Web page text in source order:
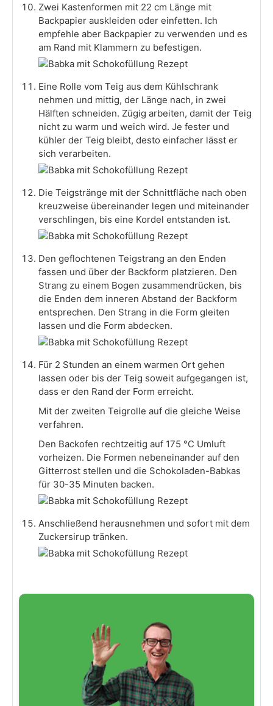
Zwei Kastenformen mit 22 cm Länge mit
Backpapier auskleiden oder einfetten. Ich
empfehle aber Backpapier zu verwenden und es
am Rand mit Klammern zu befestigen.
Eine Rolle vom Teig aus dem Kühlschrank
nehmen und mittig, der Länge nach, in zwei
Hälften schneiden. Zügig arbeiten, damit der Teig
nicht zu warm und weich wird. Je fester und
kühler der Teig bleibt, desto einfacher lässt er
sich verarbeiten.
Die Teigstränge mit der Schnittfläche nach oben
kreuzweise übereinander legen und miteinander
verschlingen, bis eine Kordel entstanden ist.
Den geflochtenen Teigstrang an den Enden
fassen und über der Backform platzieren. Den
Strang zu einem Bogen zusammendrücken, bis
die Enden dem inneren Abstand der Backform
entsprechen. Den Strang in die Form gleiten
lassen und die Form abdecken.
Für 2 Stunden an einem warmen Ort gehen
lassen oder bis der Teig soweit aufgegangen ist,
dass er den Rand der Form erreicht.
Mit der zweiten Teigrolle auf die gleiche Weise
verfahren.
Den Backofen rechtzeitig auf 175 °C Umluft
vorheizen. Die Formen nebeneinander auf den
Gitterrost stellen und die Schokoladen-Babkas
für 30-35 Minuten backen.
Anschließend herausnehmen und sofort mit dem
Zuckersirup tränken.